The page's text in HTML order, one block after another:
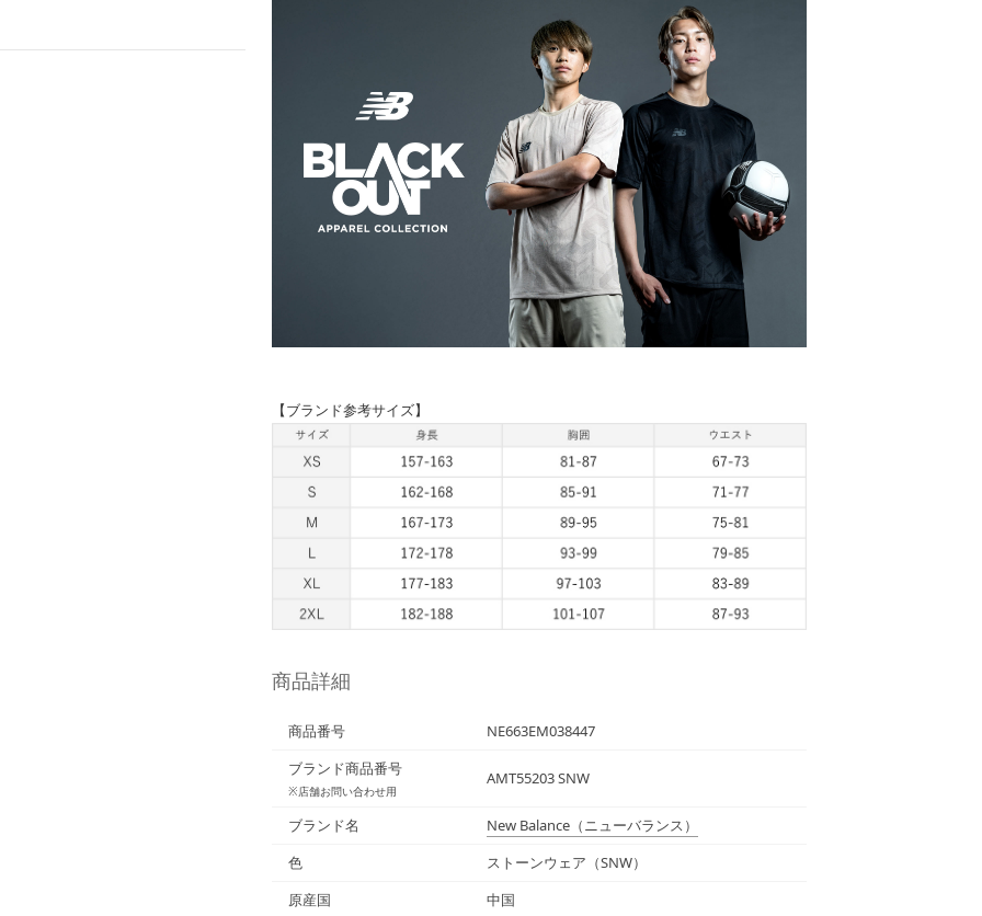
【ブランド参考サイズ】
商品詳細
商品番号
NE663EM038447
ブランド商品番号
※店舗お問い合わせ用
AMT55203 SNW
ブランド名 New Balance （ニューバランス）
色
ストーンウェア（SNW）
原産国
中国